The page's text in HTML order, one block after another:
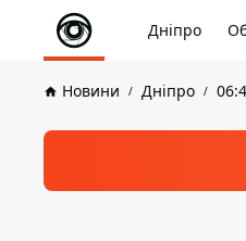
Дніпро
Новини Дніпро